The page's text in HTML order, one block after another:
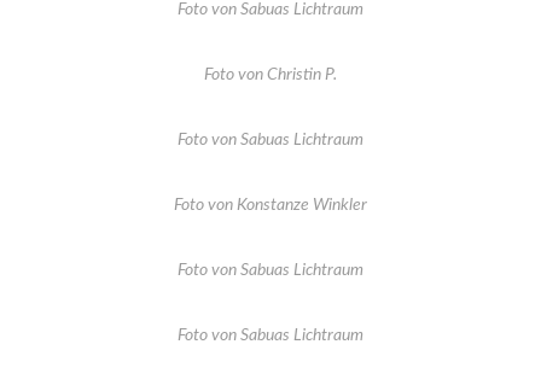
Foto von Sabuas Lichtraum
Foto von Christin P.
Foto von Sabuas Lichtraum
Foto von Konstanze Winkler
Foto von Sabuas Lichtraum
Foto von Sabuas Lichtraum